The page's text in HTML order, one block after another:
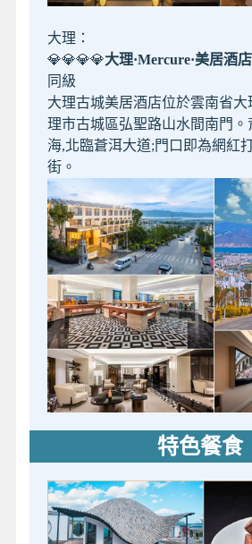
大理：
💎💎💎💎大理·Mercure·美居酒
同級
大理古城美居酒店位於雲南省大
理市古城區弘聖路山水間南門
海,北臨蒼洱大道;門口即為網紅
街。
特色餐食